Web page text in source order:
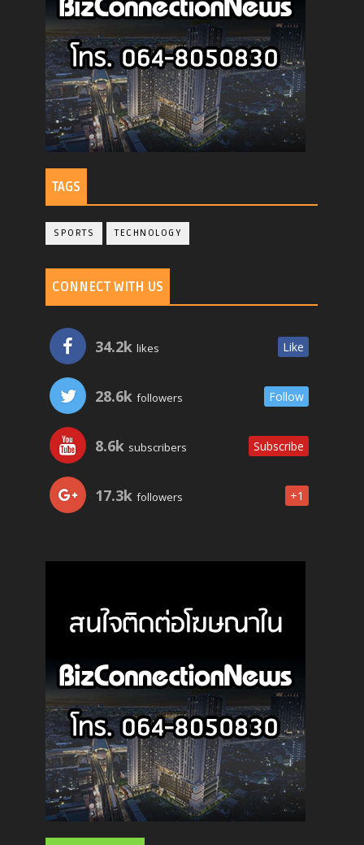
TAGS
SPORTS TECHNOLOGY
CONNECT WITH US
34.2k likes Like
28.6k followers Follow
8.6k subscribers Subscribe
17.3k followers +1